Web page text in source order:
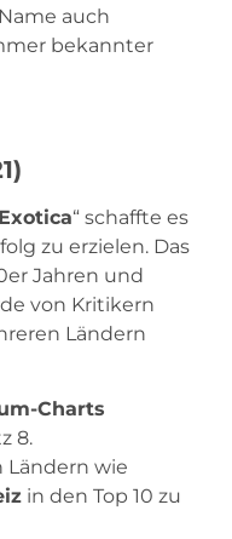
auch
bekannter
Exotica“ schaffte es
zu erzielen. Das
Jahren und
von Kritikern
Ländern
Charts
8.
Ländern wie
in den Top 10 zu